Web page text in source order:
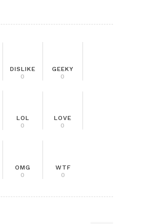
DISLIKE
0
GEEKY
0
LOL
0
LOVE
0
OMG
0
WTF
0